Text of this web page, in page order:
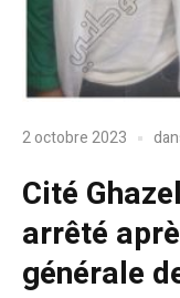
2 octobre 2023
Cité
arrêté
générale